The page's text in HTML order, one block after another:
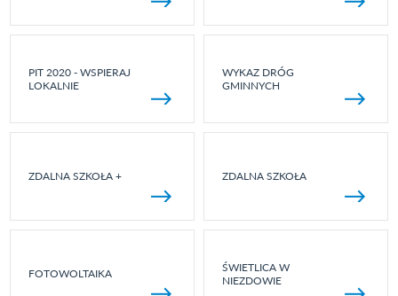
PIT 2020 - WSPIERAJ
LOKALNIE
WYKAZ DRÓG
GMINNYCH
ZDALNA SZKOŁA + ZDALNA SZKOŁA
FOTOWOLTAIKA
ŚWIETLICA W
NIEZDOWIE